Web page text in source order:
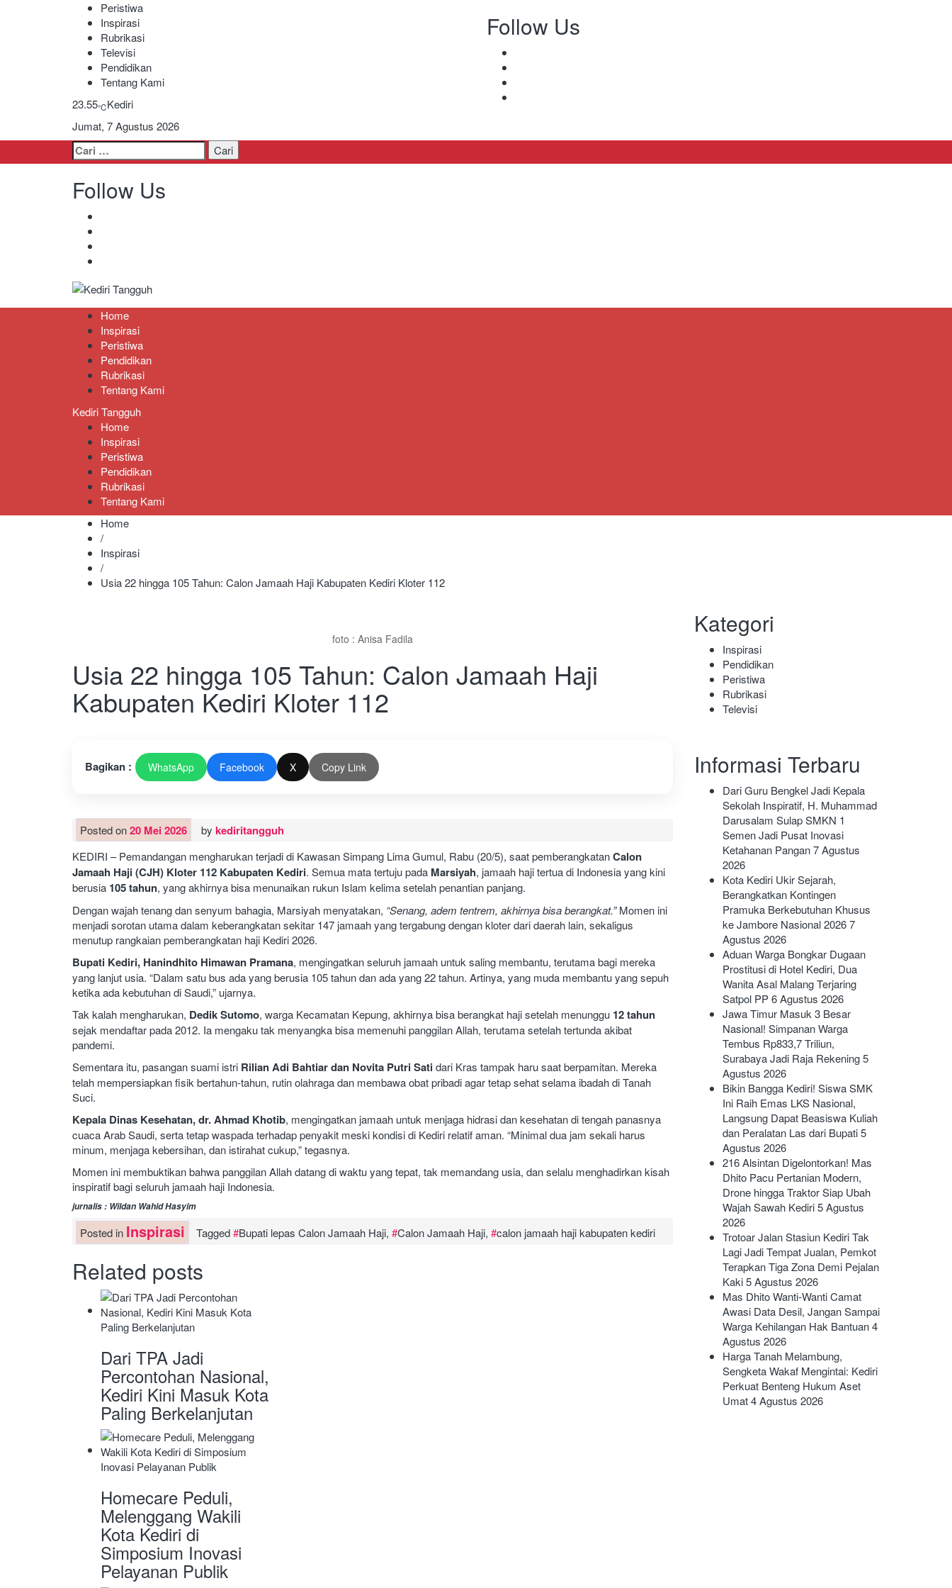
Peristiwa
Inspirasi
Rubrikasi
Televisi
Pendidikan
Tentang Kami
23.55℃Kediri
Jumat, 7 Agustus 2026
Follow Us
Cari
untuk:
Follow Us
Berita Akurat Terpercaya
Home
Inspirasi
Peristiwa
Pendidikan
Rubrikasi
Tentang Kami
Kediri Tangguh
Home
Inspirasi
Peristiwa
Pendidikan
Rubrikasi
Tentang Kami
Home
/
Inspirasi
/
Usia 22 hingga 105 Tahun: Calon Jamaah Haji Kabupaten Kediri Kloter 112
foto : Anisa Fadila
Usia 22 hingga 105 Tahun: Calon Jamaah Haji
Kabupaten Kediri Kloter 112
Bagikan : WhatsApp Facebook X Copy Link
Posted on20 Mei 2026 by kediritangguh
KEDIRI – Pemandangan mengharukan terjadi di Kawasan Simpang Lima Gumul, Rabu (20/5), saat pemberangkatanCalon
Jamaah Haji (CJH) Kloter 112 Kabupaten Kediri. Semua mata tertuju pada Marsiyah, jamaah haji tertua di Indonesia yang kini
berusia 105 tahun, yang akhirnya bisa menunaikan rukun Islam kelima setelah penantian panjang.
Dengan wajah tenang dan senyum bahagia, Marsiyah menyatakan, “Senang, adem tentrem, akhirnya bisa berangkat.”Momen ini
menjadi sorotan utama dalam keberangkatan sekitar 147 jamaah yang tergabung dengan kloter dari daerah lain, sekaligus
menutup rangkaian pemberangkatan haji Kediri 2026.
Bupati Kediri, Hanindhito Himawan Pramana, mengingatkan seluruh jamaah untuk saling membantu, terutama bagi mereka
yang lanjut usia. “Dalam satu bus ada yang berusia 105 tahun dan ada yang 22 tahun. Artinya, yang muda membantu yang sepuh
ketika ada kebutuhan di Saudi,” ujarnya.
Tak kalah mengharukan, Dedik Sutomo, warga Kecamatan Kepung, akhirnya bisa berangkat haji setelah menunggu 12 tahun
sejak mendaftar pada 2012. Ia mengaku tak menyangka bisa memenuhi panggilan Allah, terutama setelah tertunda akibat
pandemi.
Sementara itu, pasangan suami istri Rilian Adi Bahtiar dan Novita Putri Satidari Kras tampak haru saat berpamitan. Mereka
telah mempersiapkan fisik bertahun-tahun, rutin olahraga dan membawa obat pribadi agar tetap sehat selama ibadah di Tanah
Suci.
Kepala Dinas Kesehatan, dr. Ahmad Khotib, mengingatkan jamaah untuk menjaga hidrasi dan kesehatan di tengah panasnya
cuaca Arab Saudi, serta tetap waspada terhadap penyakit meski kondisi di Kediri relatif aman. “Minimal dua jam sekali harus
minum, menjaga kebersihan, dan istirahat cukup,” tegasnya.
Momen ini membuktikan bahwa panggilan Allah datang di waktu yang tepat, tak memandang usia, dan selalu menghadirkan kisah
inspiratif bagi seluruh jamaah haji Indonesia.
jurnalis : Wildan Wahid Hasyim
Posted in Inspirasi Tagged Bupati lepas Calon Jamaah Haji, Calon Jamaah Haji, calon jamaah haji kabupaten kediri
Related posts
Dari TPA Jadi
Percontohan Nasional,
Kediri Kini Masuk Kota
Paling Berkelanjutan
Homecare Peduli,
Melenggang Wakili
Kota Kediri di
Simposium Inovasi
Pelayanan Publik
Kategori
Inspirasi
Pendidikan
Peristiwa
Rubrikasi
Televisi
Informasi Terbaru
Dari Guru Bengkel Jadi Kepala
Sekolah Inspiratif, H. Muhammad
Darusalam Sulap SMKN 1
Semen Jadi Pusat Inovasi
Ketahanan Pangan 7 Agustus
2026
Kota Kediri Ukir Sejarah,
Berangkatkan Kontingen
Pramuka Berkebutuhan Khusus
ke Jambore Nasional 2026 7
Agustus 2026
Aduan Warga Bongkar Dugaan
Prostitusi di Hotel Kediri, Dua
Wanita Asal Malang Terjaring
Satpol PP 6 Agustus 2026
Jawa Timur Masuk 3 Besar
Nasional! Simpanan Warga
Tembus Rp833,7 Triliun,
Surabaya Jadi Raja Rekening 5
Agustus 2026
Bikin Bangga Kediri! Siswa SMK
Ini Raih Emas LKS Nasional,
Langsung Dapat Beasiswa Kuliah
dan Peralatan Las dari Bupati 5
Agustus 2026
216 Alsintan Digelontorkan! Mas
Dhito Pacu Pertanian Modern,
Drone hingga Traktor Siap Ubah
Wajah Sawah Kediri 5 Agustus
2026
Trotoar Jalan Stasiun Kediri Tak
Lagi Jadi Tempat Jualan, Pemkot
Terapkan Tiga Zona Demi Pejalan
Kaki 5 Agustus 2026
Mas Dhito Wanti-Wanti Camat
Awasi Data Desil, Jangan Sampai
Warga Kehilangan Hak Bantuan 4
Agustus 2026
Harga Tanah Melambung,
Sengketa Wakaf Mengintai: Kediri
Perkuat Benteng Hukum Aset
Umat 4 Agustus 2026